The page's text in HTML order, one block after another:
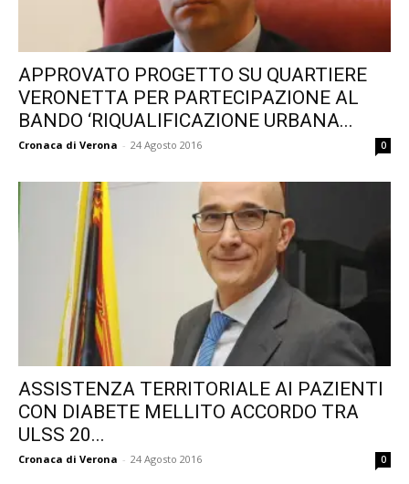
APPROVATO PROGETTO SU QUARTIERE
VERONETTA PER PARTECIPAZIONE AL
BANDO ‘RIQUALIFICAZIONE URBANA...
Cronaca di Verona - 24 Agosto 2016 0
ASSISTENZA TERRITORIALE AI PAZIENTI
CON DIABETE MELLITO ACCORDO TRA
ULSS 20...
Cronaca di Verona - 24 Agosto 2016 0